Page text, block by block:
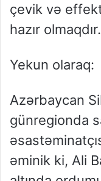
çevik və
hazır olmaqdır.
Yekun olaraq:
Azərbaycan
günregionda
əsas
əminik ki, Ali